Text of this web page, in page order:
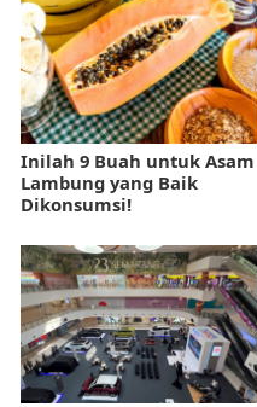
Inilah 9 Buah untuk Asam
Lambung yang Baik
Dikonsumsi!